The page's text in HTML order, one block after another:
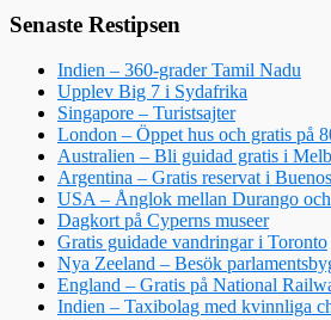
Senaste Restipsen
Indien – 360-grader Tamil Nadu
Upplev Big 7 i Sydafrika
Singapore – Turistsajter
London – Öppet hus och gratis på
Australien – Bli guidad gratis i
Argentina – Gratis reservat i
USA – Ånglok mellan Durango
Dagkort på Cyperns museer
Gratis guidade vandringar i Toronto
Nya Zeeland – Besök
England – Gratis på National
Indien – Taxibolag med kvinnliga